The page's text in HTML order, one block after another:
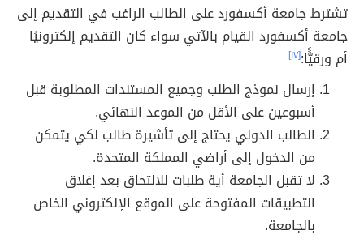
تشترط جامعة أكسفورد على الطالب الراغب في التقديم إلى
جامعة أكسفورد القيام بالآتي سواء كان التقديم إلكترونيًا
أم ورقيًًّا:[١٧]
إرسال نموذج الطلب وجميع المستندات المطلوبة قبل
أسبوعين على الأقل من الموعد النهائي.
الطالب الدولي يحتاج إلى تأشيرة طالب لكي يتمكن
من الدخول إلى أراضي المملكة المتحدة.
لا تقبل الجامعة أية طلبات للالتحاق بعد إغلاق
التطبيقات المفتوحة على الموقع الإلكتروني الخاص
بالجامعة.